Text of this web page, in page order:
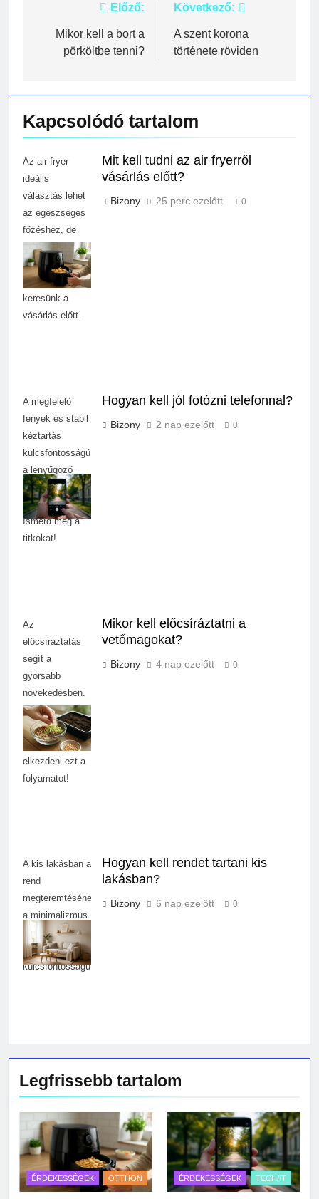
Legfrissebb tartalom
ÉRDEKESSÉGEK OTTHON ÉRDEKESSÉGEK TECH/IT
Bejegyzés
navigáció
Előző:
Mikor kell a bort a
pörköltbe tenni?
Következő:
A szent korona
története röviden
Kapcsolódó tartalom
Az air fryer
ideális
választás lehet
az egészséges
főzéshez, de
fontos tudni,
milyen
funkciókat
keresünk a
vásárlás előtt.
Mit kell tudni az air fryerről
vásárlás előtt?
Bizony 25 perc ezelőtt 0
A megfelelő
fények és stabil
kéztartás
kulcsfontosságú
a lenyűgöző
mobilfotók
készítéséhez.
Ismerd meg a
titkokat!
Hogyan kell jól fotózni telefonnal?
Bizony 2 nap ezelőtt 0
Az
előcsíráztatás
segít a
gyorsabb
növekedésben.
Tudj meg többet
arról, mikor
érdemes
elkezdeni ezt a
folyamatot!
Mikor kell előcsíráztatni a
vetőmagokat?
Bizony 4 nap ezelőtt 0
A kis lakásban a
rend
megteremtéséhez
a minimalizmus
és a praktikus
tárolás
kulcsfontosságú.
Hogyan kell rendet tartani kis
lakásban?
Bizony 6 nap ezelőtt 0